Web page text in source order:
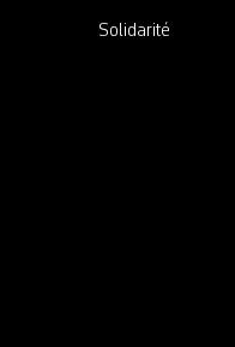
Solidarité